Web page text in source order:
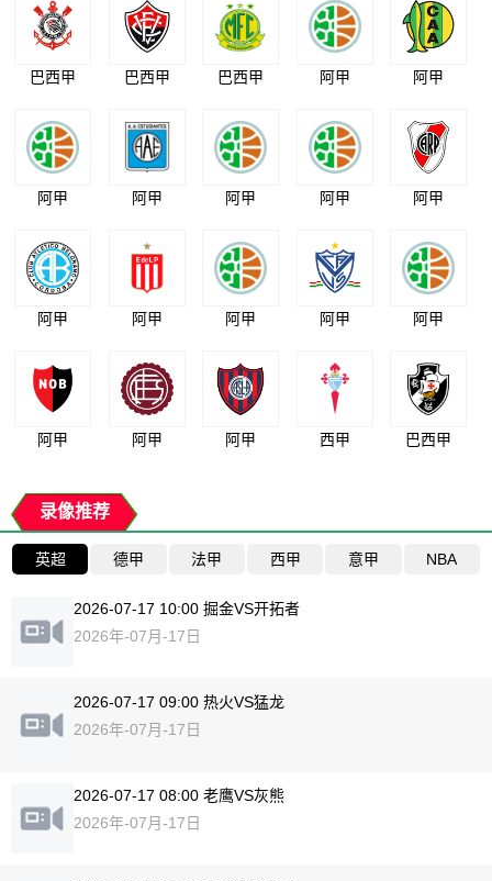
巴西甲 巴西甲 巴西甲 阿甲 阿甲
阿甲 阿甲 阿甲 阿甲 阿甲
阿甲 阿甲 阿甲 阿甲 阿甲
阿甲 阿甲 阿甲 西甲 巴西甲
录像推荐
英超 德甲 法甲 西甲 意甲 NBA
2026-07-17 10:00 掘金VS开拓者
2026年-07月-17日
2026-07-17 09:00 热火VS猛龙
2026年-07月-17日
2026-07-17 08:00 老鹰VS灰熊
2026年-07月-17日